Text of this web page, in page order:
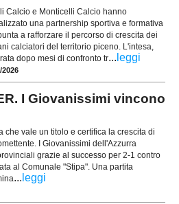
Calcio e Monticelli Calcio hanno
una partnership sportiva e formativa
a rafforzare il percorso di crescita dei
calciatori del territorio piceno. L'intesa,
dopo mesi di confronto tr... leggi
2026
I Giovanissimi vincono
che vale un titolo e certifica la crescita di
I Giovanissimi dell'Azzurra
grazie al successo per 2-1 contro
al Comunale "Stipa". Una partita
... leggi